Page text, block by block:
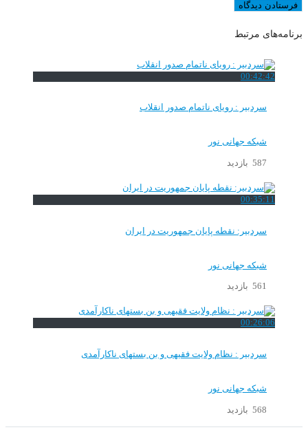
برنامه‌های مرتبط
00:42:42
سردبیر : رویای ناتمام صدور انقلاب
شبکه جهانی نور
587 بازدید
00:35:11
سردبیر: نقطه پایان جمهوریت در ایران
شبکه جهانی نور
561 بازدید
00:26:06
سردبیر : نظام ولایت فقیهی و بن بستهای ناکارآمدی
شبکه جهانی نور
568 بازدید